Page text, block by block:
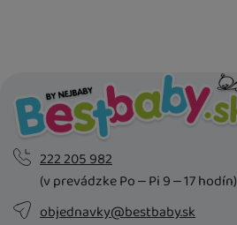
222 205 982
(v prevádzke Po – Pi 9 – 17 hodín)
objednavky@bestbaby.sk